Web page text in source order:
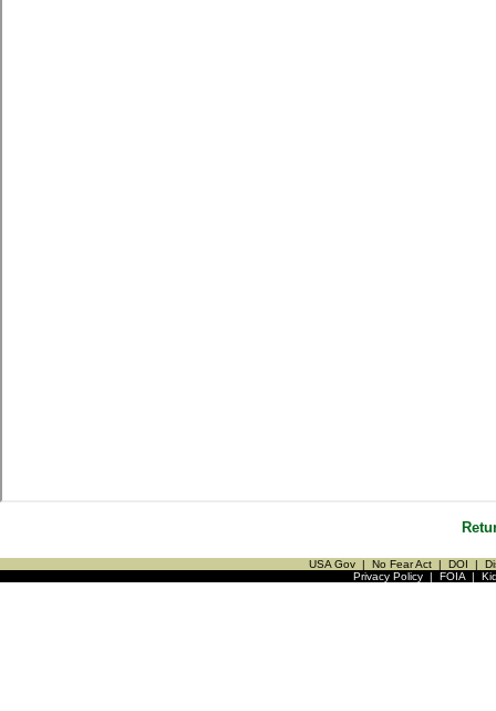
USA Gov | No Fear Act | DOI |
Privacy Policy| FOIA|